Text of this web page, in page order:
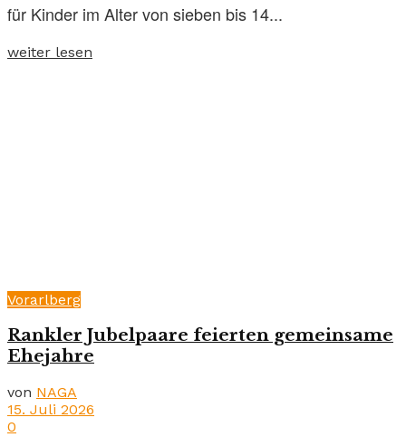
für Kinder im Alter von sieben bis 14...
weiter lesen
Vorarlberg
Rankler Jubelpaare feierten gemeinsame
Ehejahre
von NAGA
15. Juli 2026
0